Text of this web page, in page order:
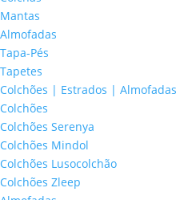
Mantas
Almofadas
Tapa-Pés
Tapetes
Colchões | Estrados | Almofadas
Colchões
Colchões Serenya
Colchões Mindol
Colchões Lusocolchão
Colchões Zleep